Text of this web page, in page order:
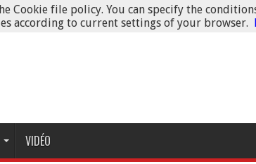
VIDÉO
Cookie file policy. You can specify the
according to current settings of your browser.